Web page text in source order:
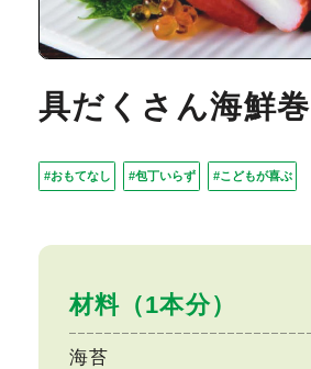
材料（1本分）
海苔
具だくさん海鮮巻
#おもてなし #包丁いらず #こどもが喜ぶ